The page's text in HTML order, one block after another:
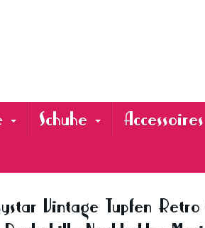
Schuhe Accessoires
Vintage Tupfen